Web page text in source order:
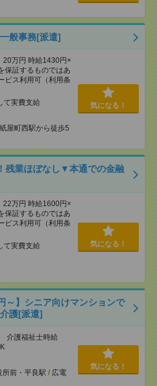
般事務[派遣]
万円 時給1430円×
証するものではあ
ビス利用可（利用条
て実費支給
紙屋町西駅から徒歩5
気になる！
残業ほぼなし▼本通での金融
万円 時給1600円×
証するものではあ
ビス利用可（利用条
て実費支給
気になる！
～】シニア向けマンションで
護[派遣]
介護福祉士時給
所前・平良駅 / 広電
気になる！